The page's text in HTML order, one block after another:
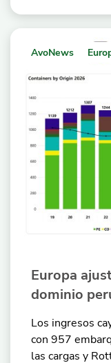
AvoNews
Europa
dominio
Los ingresos
con 957
las cargas y